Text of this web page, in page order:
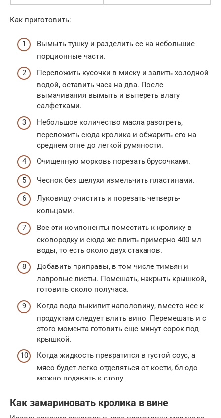
Как приготовить:
Вымыть тушку и разделить ее на небольшие
порционные части.
Переложить кусочки в миску и залить холодной
водой, оставить часа на два. После
вымачивания вымыть и вытереть влагу
салфетками.
Небольшое количество масла разогреть,
переложить сюда кролика и обжарить его на
среднем огне до легкой румяности.
Очищенную морковь порезать брусочками.
Чеснок без шелухи измельчить пластинами.
Луковицу очистить и порезать четверть-
кольцами.
Все эти компоненты поместить к кролику в
сковородку и сюда же влить примерно 400 мл
воды, то есть около двух стаканов.
Добавить приправы, в том числе тимьян и
лавровые листы. Помешать, накрыть крышкой,
готовить около получаса.
Когда вода выкипит наполовину, вместо нее к
продуктам следует влить вино. Перемешать и с
этого момента готовить еще минут сорок под
крышкой.
Когда жидкость превратится в густой соус, а
мясо будет легко отделяться от кости, блюдо
можно подавать к столу.
Как замариновать кролика в вине